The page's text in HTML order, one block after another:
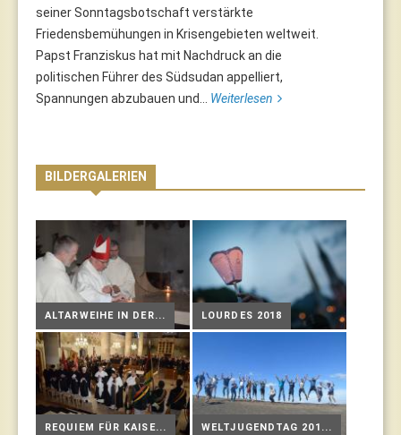
seiner Sonntagsbotschaft verstärkte
Friedensbemühungen in Krisengebieten weltweit.
Papst Franziskus hat mit Nachdruck an die
politischen Führer des Südsudan appelliert,
Spannungen abzubauen und... Weiterlesen
BILDERGALERIEN
ALTARWEIHE IN DER... LOURDES 2018
REQUIEM FÜR KAISE... WELTJUGENDTAG 201...